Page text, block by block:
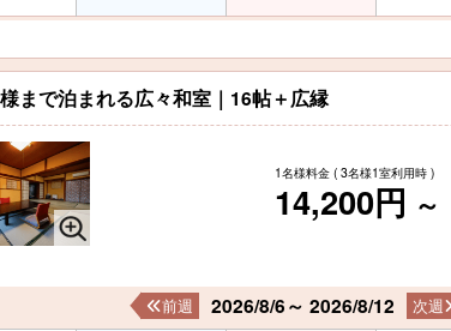
まで泊まれる広々和室｜16帖＋広縁
1名様料金 ( 3名様1室利用時 )
14,200円 ～
2026/8/6～ 2026/8/12
前週 次週